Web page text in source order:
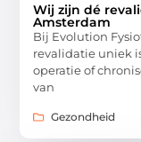
Wij zijn dé
Amsterdam
Bij Evolution
revalidatie uniek
operatie of
van
Gezondheid